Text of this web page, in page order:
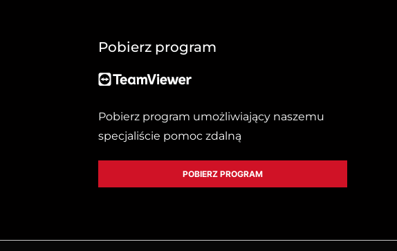
Pobierz program
Pobierz program umożliwiający naszemu
specjaliście pomoc zdalną
POBIERZ PROGRAM